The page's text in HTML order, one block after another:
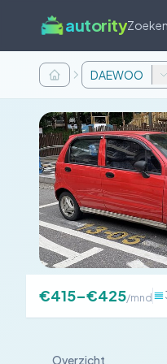
autorityZoeken
DAEWOO
€415–€425/mnd
Overzicht